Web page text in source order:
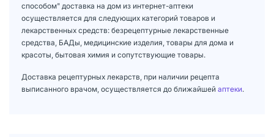
способом" доставка на дом из интернет-аптеки
осуществляется для следующих категорий товаров и
лекарственных средств: безрецептурные лекарственные
средства, БАДы, медицинские изделия, товары для дома и
красоты, бытовая химия и сопутствующие товары.
Доставка рецептурных лекарств, при наличии рецепта
выписанного врачом, осуществляется до ближайшей аптеки.